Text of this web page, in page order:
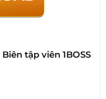
Biên tập viên 1BOSS